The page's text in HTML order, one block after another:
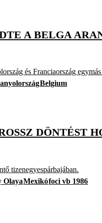
A BELGA
és Franciaország
Belgium
DÖNTÉST
tizenegyespárbajában.
OlayaMexikófoci vb 1986